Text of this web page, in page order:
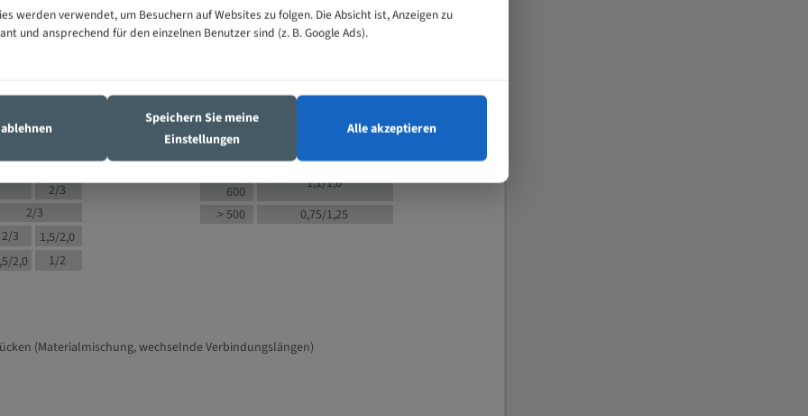
4/6
4/6
4/5
4/5
2/3
2/3
2/3
1,5/2,0
2,0 1/2
35 - 70
5/8
130 -
350
150 -
600
1,1/1,6
> 500
0,75/1,25
(Materialmischung, wechselnde Verbindungslängen)
werden verwendet, um Besuchern auf Websites zu folgen. Die Absicht ist, Anzeigen zu
und ansprechend für den einzelnen Benutzer sind (z. B. Google Ads).
Speichern Sie meine
Einstellungen
Alle akzeptieren